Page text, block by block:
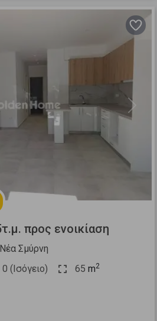
Next
προς ενοικίαση
Σμύρνη
0 (Ισόγειο) 65 m2